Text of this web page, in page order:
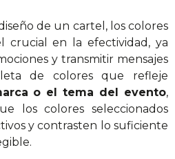
de un cartel, los colores
crucial en la efectividad, ya
y transmitir mensajes
de colores que refleje
o el tema del evento,
los colores seleccionados
y contrasten lo suficiente